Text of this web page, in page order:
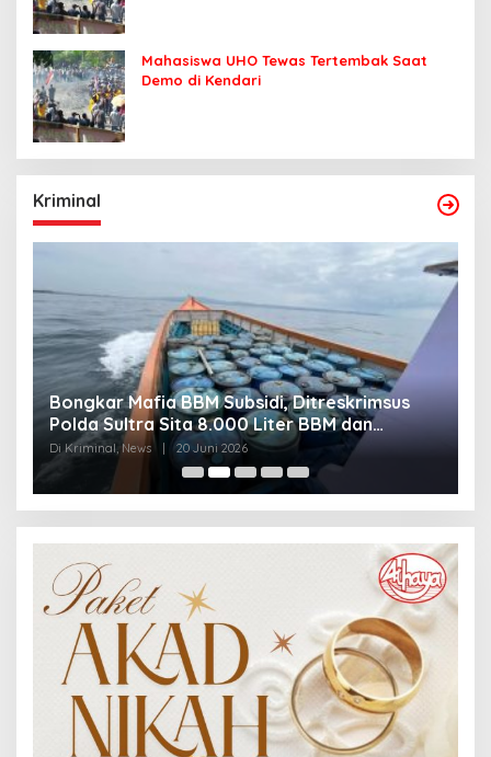
Mahasiswa UHO Tewas Tertembak Saat
Demo di Kendari
Kriminal
Bongkar Mafia BBM Subsidi, Ditreskrimsus
Polda Sultra Sita 8.000 Liter BBM dan
Ringkus 3 Tersangka
Di Kriminal, News 20 Juni 2026